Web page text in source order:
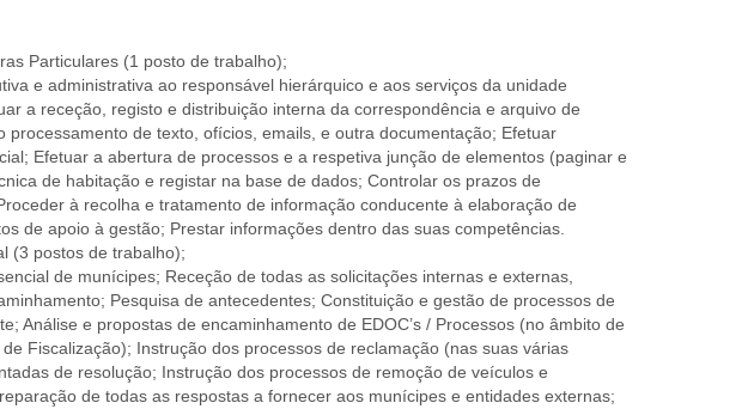
Particulares (1 posto de trabalho);
e administrativa ao responsável hierárquico e aos serviços da unidade
a receção, registo e distribuição interna da correspondência e arquivo de
processamento de texto, ofícios, emails, e outra documentação; Efetuar
Efetuar a abertura de processos e a respetiva junção de elementos (paginar e
de habitação e registar na base de dados; Controlar os prazos de
à recolha e tratamento de informação conducente à elaboração de
de apoio à gestão; Prestar informações dentro das suas competências.
(3 postos de trabalho);
de munícipes; Receção de todas as solicitações internas e externas,
Pesquisa de antecedentes; Constituição e gestão de processos de
Análise e propostas de encaminhamento de EDOC’s / Processos (no âmbito de
Fiscalização); Instrução dos processos de reclamação (nas suas várias
de resolução; Instrução dos processos de remoção de veículos e
de todas as respostas a fornecer aos munícipes e entidades externas;